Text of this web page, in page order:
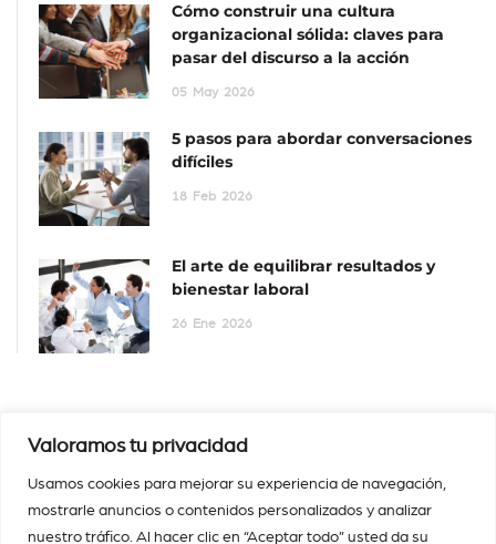
Valoramos tu privacidad
Usamos cookies para mejorar su experiencia de navegación,
mostrarle anuncios o contenidos personalizados y analizar
nuestro tráfico. Al hacer clic en “Aceptar todo” usted da su
Cómo construir una cultura
organizacional sólida: claves para
pasar del discurso a la acción
05 May 2026
5 pasos para abordar conversaciones
difíciles
18 Feb 2026
El arte de equilibrar resultados y
bienestar laboral
26 Ene 2026